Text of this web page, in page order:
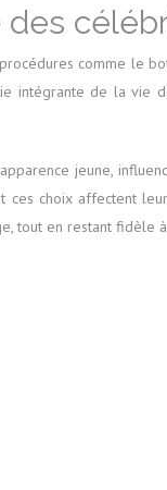
des
comme le
intégrante de la vie
jeune,
ces choix affectent
tout en restant fidèle